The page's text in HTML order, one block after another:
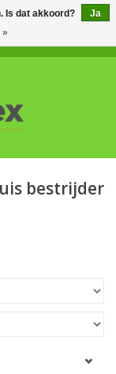
bestrijder
Is dat akkoord?
Ja
»